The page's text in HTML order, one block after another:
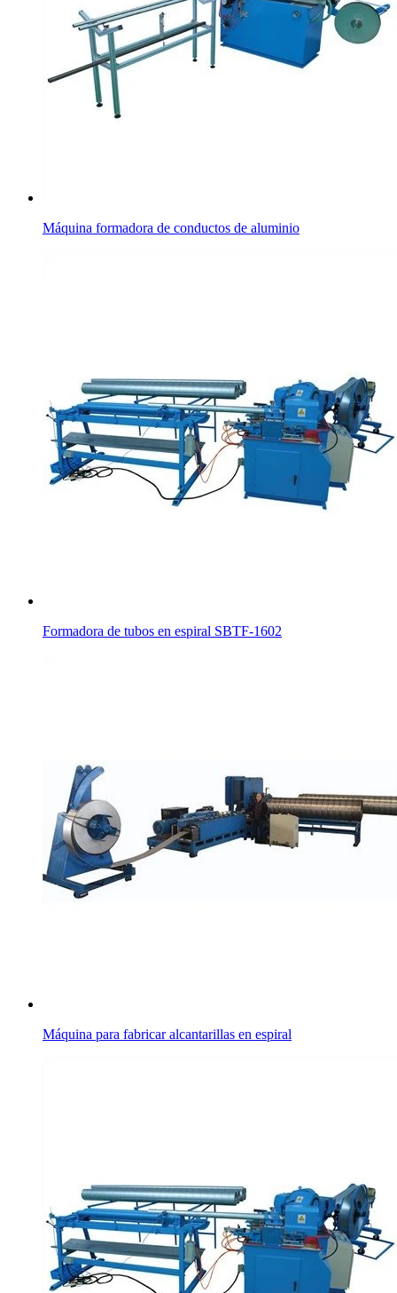
Máquina formadora de conductos de aluminio
Formadora de tubos en espiral SBTF-1602
Máquina para fabricar alcantarillas en espiral